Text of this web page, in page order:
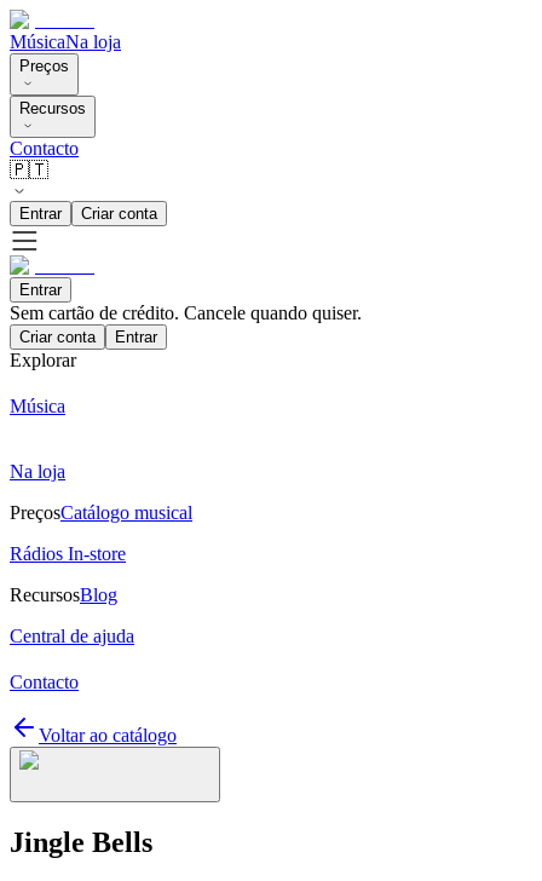
MúsicaNa loja
Preços
Recursos
Contacto
🇵🇹
Entrar Criar conta
Entrar
Sem cartão de crédito. Cancele quando quiser.
Criar conta Entrar
Explorar
Música
Na loja
PreçosCatálogo musical
Rádios In-store
RecursosBlog
Central de ajuda
Contacto
Voltar ao catálogo
Jingle Bells